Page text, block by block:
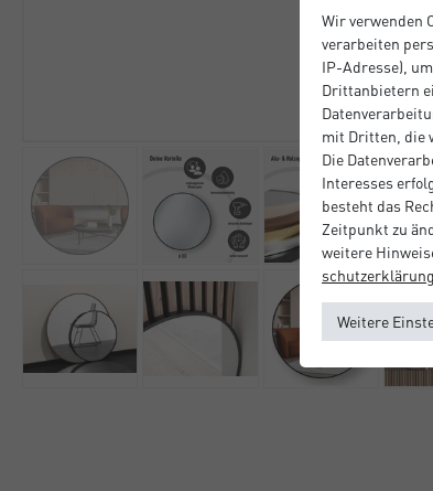
Wir verwenden
verarbeiten
IP-Adresse),
Drittanbietern
mit Dritten, die
Die
Interesses
besteht das
Zeitpunkt zu
weitere
schutz­erklärung
Weitere